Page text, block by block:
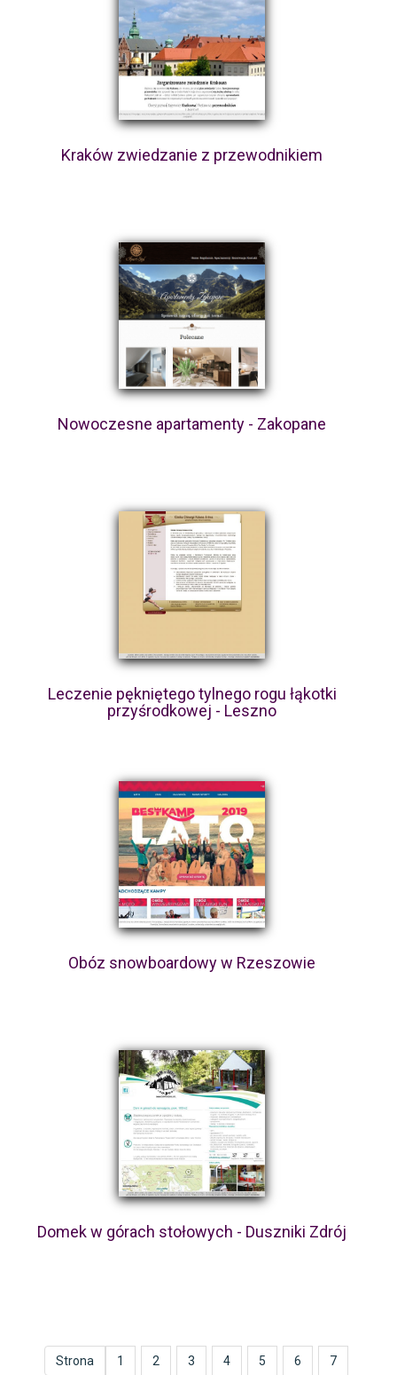
Kraków zwiedzanie z przewodnikiem
Nowoczesne apartamenty - Zakopane
Leczenie pękniętego tylnego rogu łąkotki
przyśrodkowej - Leszno
Obóz snowboardowy w Rzeszowie
Domek w górach stołowych - Duszniki Zdrój
Strona 1 2 3 4 5 6 7